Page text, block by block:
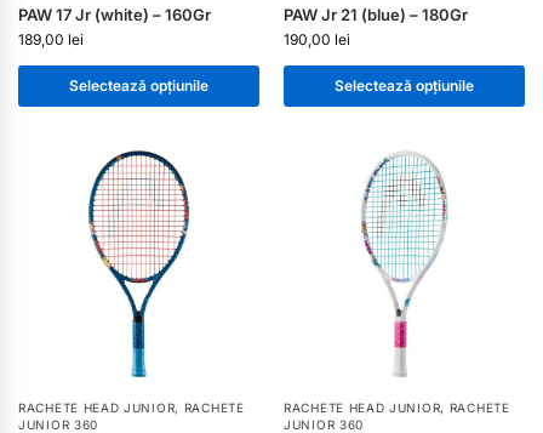
PAW 17 Jr (white) – 160Gr
189,00 lei
Selectează opțiunile
PAW Jr 21 (blue) – 180Gr
190,00 lei
Selectează opțiunile
RACHETE HEAD JUNIOR, RACHETE
JUNIOR 360
RACHETE HEAD JUNIOR, RACHETE
JUNIOR 360